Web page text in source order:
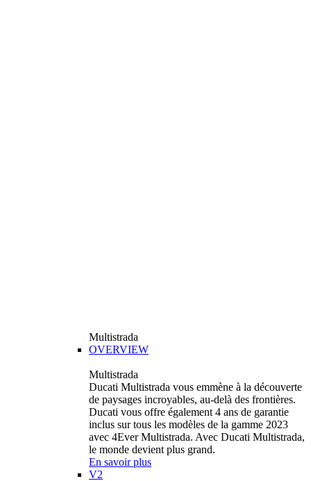
Multistrada
OVERVIEW
Multistrada
Ducati Multistrada vous emmène à la découverte
de paysages incroyables, au-delà des frontières.
Ducati vous offre également 4 ans de garantie
inclus sur tous les modèles de la gamme 2023
avec 4Ever Multistrada. Avec Ducati Multistrada,
le monde devient plus grand.
En savoir plus
V2